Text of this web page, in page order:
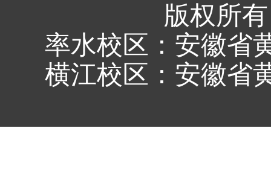
版权所
率水校区：安徽省
横江校区：安徽省